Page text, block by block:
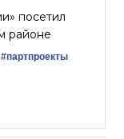
посетил
районе
#партпроекты